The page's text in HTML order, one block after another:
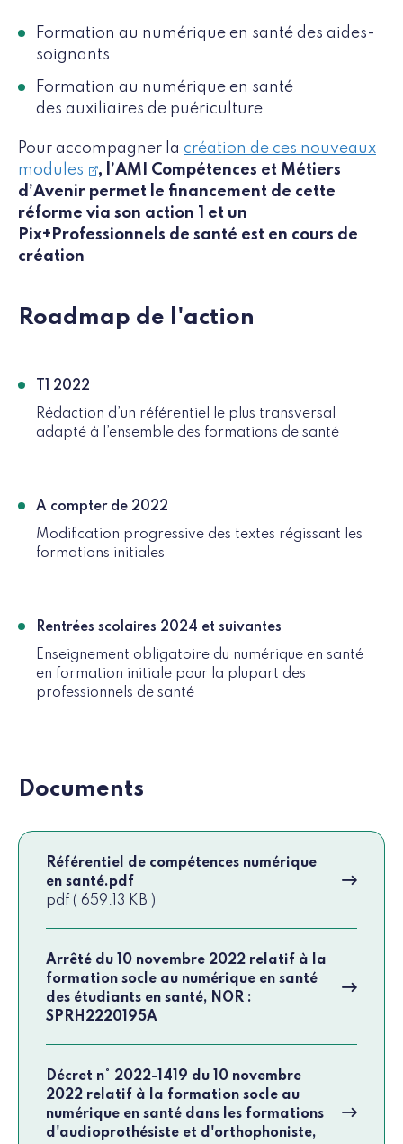
Formation au numérique en santé des aides-
soignants
Formation au numérique en santé
des auxiliaires de puériculture
Pour accompagner la création de ces nouveaux
modules
, l’AMI Compétences et Métiers
d’Avenir permet le financement de cette
réforme via son action 1 et un
Pix+Professionnels de santé est en cours de
création
Roadmap de l'action
T1 2022
Rédaction d’un référentiel le plus transversal
adapté à l’ensemble des formations de santé
A compter de 2022
Modification progressive des textes régissant les
formations initiales
Rentrées scolaires 2024 et suivantes
Enseignement obligatoire du numérique en santé
en formation initiale pour la plupart des
professionnels de santé
Documents
Référentiel de compétences numérique
en santé.pdf
pdf ( 659.13 KB )
Arrêté du 10 novembre 2022 relatif à la
formation socle au numérique en santé
des étudiants en santé, NOR :
SPRH2220195A
Décret n° 2022-1419 du 10 novembre
2022 relatif à la formation socle au
numérique en santé dans les formations
d'audioprothésiste et d'orthophoniste,